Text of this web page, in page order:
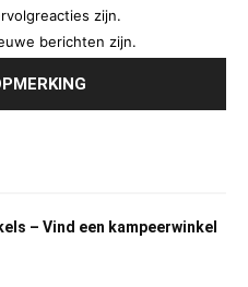
zijn.
berichten zijn.
– Vind een kampeerwinkel